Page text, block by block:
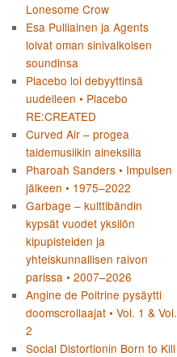
Lonesome Crow
Esa Pulliainen ja Agents
loivat oman sinivalkoisen
soundinsa
Placebo loi debyyttinsä
uudelleen • Placebo
RE:CREATED
Curved Air – progea
taidemusiikin aineksilla
Pharoah Sanders • Impulsen
jälkeen • 1975–2022
Garbage – kulttibändin
kypsät vuodet yksilön
kipupisteiden ja
yhteiskunnallisen raivon
parissa • 2007–2026
Angine de Poitrine pysäytti
doomscrollaajat • Vol. 1 & Vol.
2
Social Distortionin Born to Kill